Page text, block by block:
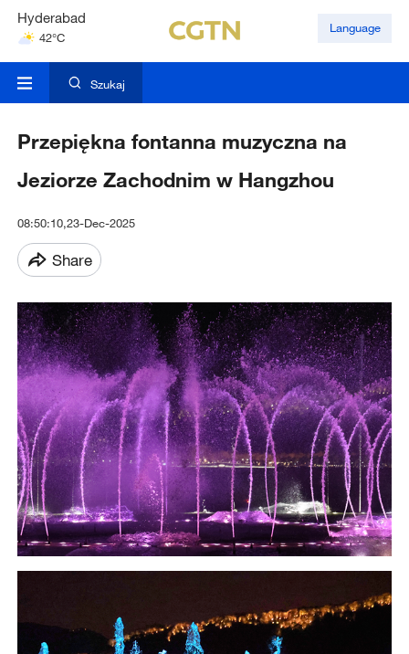
Hyderabad
42°C
Mumbai
Language
Szukaj
Przepiękna fontanna muzyczna na
Jeziorze Zachodnim w Hangzhou
08:50:10,23-Dec-2025
Share